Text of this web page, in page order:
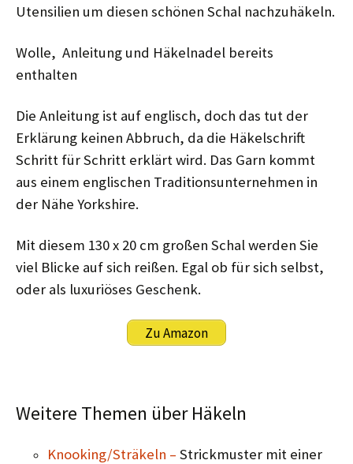
Utensilien um diesen schönen Schal nachzuhäkeln.
Wolle, Anleitung und Häkelnadel bereits
enthalten
Die Anleitung ist auf englisch, doch das tut der
Erklärung keinen Abbruch, da die Häkelschrift
Schritt für Schritt erklärt wird. Das Garn kommt
aus einem englischen Traditionsunternehmen in
der Nähe Yorkshire.
Mit diesem 130 x 20 cm großen Schal werden Sie
viel Blicke auf sich reißen. Egal ob für sich selbst,
oder als luxuriöses Geschenk.
Zu Amazon
Weitere Themen über Häkeln
Knooking/Sträkeln – Strickmuster mit einer